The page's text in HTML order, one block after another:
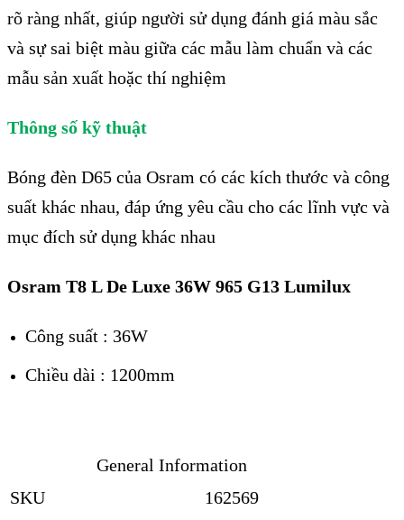
rõ ràng nhất, giúp người sử dụng đánh giá màu sắc
và sự sai biệt màu giữa các mẫu làm chuẩn và các
mẫu sản xuất hoặc thí nghiệm
Thông số kỹ thuật
Bóng đèn D65 của Osram có các kích thước và công
suất khác nhau, đáp ứng yêu cầu cho các lĩnh vực và
mục đích sử dụng khác nhau
Osram T8 L De Luxe 36W 965 G13 Lumilux
Công suất : 36W
Chiều dài : 1200mm
General Information
SKU
162569